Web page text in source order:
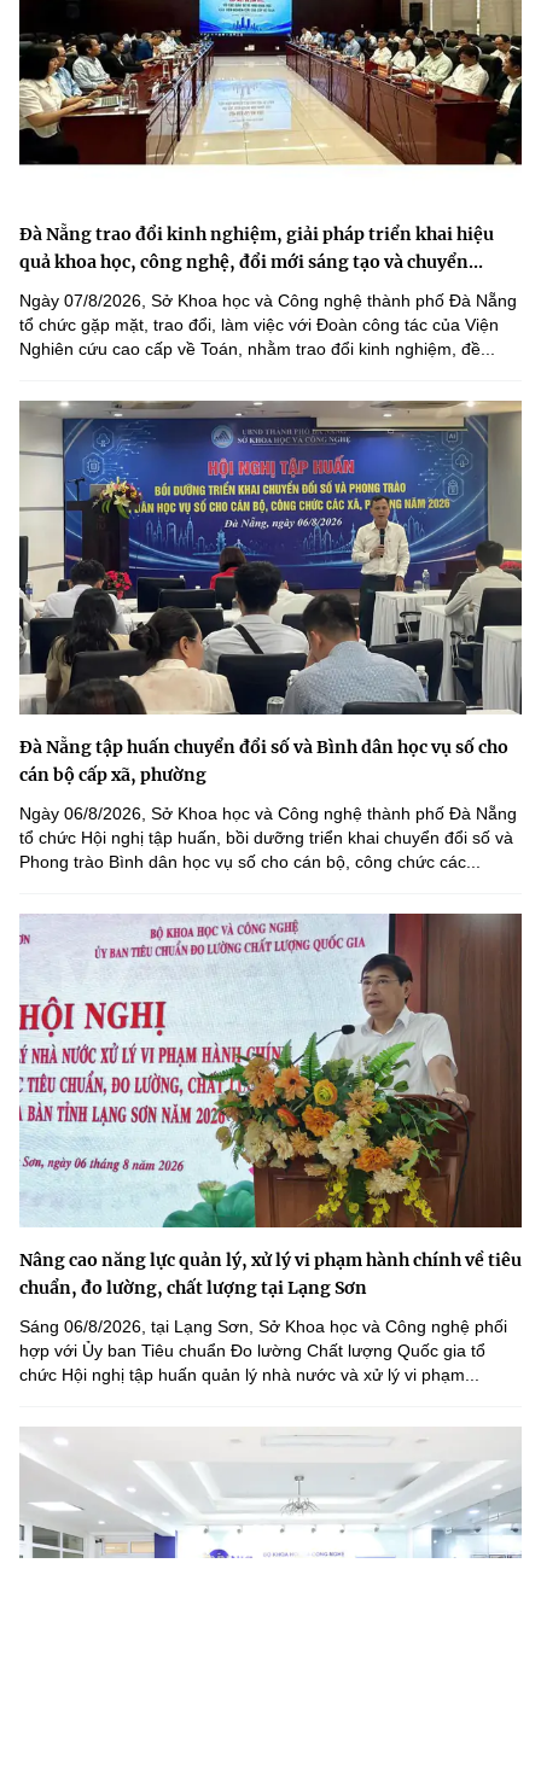
Đà Nẵng trao đổi kinh nghiệm, giải pháp triển khai hiệu
quả khoa học, công nghệ, đổi mới sáng tạo và chuyển...
Ngày 07/8/2026, Sở Khoa học và Công nghệ thành phố Đà Nẵng
tổ chức gặp mặt, trao đổi, làm việc với Đoàn công tác của Viện
Nghiên cứu cao cấp về Toán, nhằm trao đổi kinh nghiệm, đề...
Đà Nẵng tập huấn chuyển đổi số và Bình dân học vụ số cho
cán bộ cấp xã, phường
Ngày 06/8/2026, Sở Khoa học và Công nghệ thành phố Đà Nẵng
tổ chức Hội nghị tập huấn, bồi dưỡng triển khai chuyển đổi số và
Phong trào Bình dân học vụ số cho cán bộ, công chức các...
Nâng cao năng lực quản lý, xử lý vi phạm hành chính về tiêu
chuẩn, đo lường, chất lượng tại Lạng Sơn
Sáng 06/8/2026, tại Lạng Sơn, Sở Khoa học và Công nghệ phối
hợp với Ủy ban Tiêu chuẩn Đo lường Chất lượng Quốc gia tổ
chức Hội nghị tập huấn quản lý nhà nước và xử lý vi phạm...